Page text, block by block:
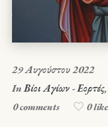
29 Αυγούστου 2022
InΒίοι Αγίων - Εορτές
0 comments 0